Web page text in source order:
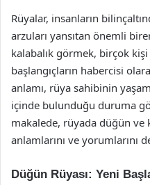
Rüyalar, insanların
arzuları yansıtan önemli
kalabalık görmek, birçok
başlangıçların habercisi
anlamı, rüya sahibinin
içinde bulunduğu duruma
makalede, rüyada düğün ve
anlamlarını ve yorumlarını
Düğün Rüyası: Yeni